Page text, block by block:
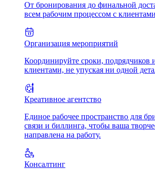
От бронирования до финальной
всем рабочим процессом с
Организация мероприятий
Координируйте сроки,
клиентами, не упуская ни одной
Креативное агентство
Единое рабочее пространство для
связи и биллинга, чтобы ваша
направлена на работу.
Консалтинг